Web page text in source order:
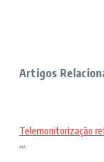
Artigos
Telemonitorização
...